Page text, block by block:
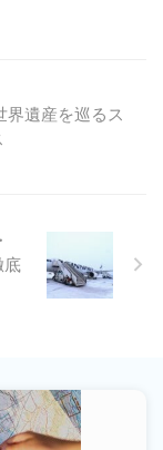
界遺産を巡るス
底